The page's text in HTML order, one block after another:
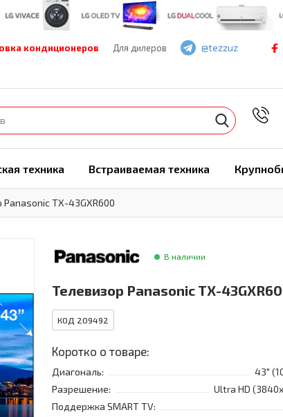
кондиционеров Для дилеров
@tezzuz
техника Встраиваемая техника
Panasonic TX-43GXR600
В наличии
Телевизор Panasonic TX-
КОД 209492
Коротко о товаре:
Диагональ:
43"
Разрешение:
Ultra HD
Поддержка SMART TV: